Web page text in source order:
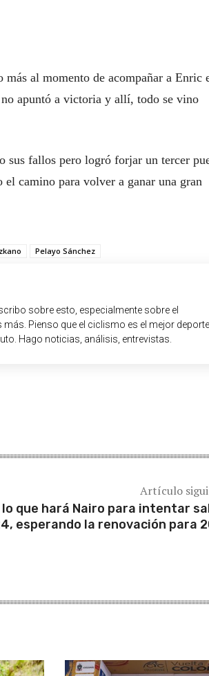
al momento de acompañar a Enric
apuntó a victoria y allí, todo se vino
sus fallos pero logró forjar un tercer
el camino para volver a ganar una gran
Pelayo Sánchez
sobre esto, especialmente sobre el
Pienso que el ciclismo es el mejor deporte
Hago noticias, análisis, entrevistas.
Artículo
lo que hará Nairo para intentar
esperando la renovación para